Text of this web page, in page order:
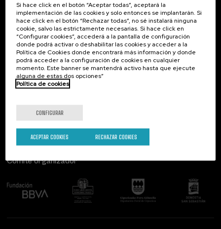
Contacto
Palacio Miramar
Paseo de Miraconcha, 48
20007 Donostia / San Sebastián
Gipuzkoa, Spain
Contacta con nosotros
De interés...
Actividades anteriores
Comité organizador
Si hace click en el botón “Aceptar todas”, aceptará la
implementación de las cookies y solo entonces se implantarán. Si
hace click en el botón “Rechazar todas”, no sé instalará ninguna
cookie, salvo las estrictamente necesarias. Si hace click en
“Configurar cookies”, accederá a la pantalla de configuración
donde podrá activar o deshabilitar las cookies y acceder a la
Política de Cookies donde encontrará más información y donde
podrá acceder a la configuración de cookies en cualquier
momento. Este banner se mantendrá activo hasta que ejecute
alguna de estas dos opciones”
Política de cookies
CONFIGURAR
RECHAZAR COOKIES
ACEPTAR COOKIES